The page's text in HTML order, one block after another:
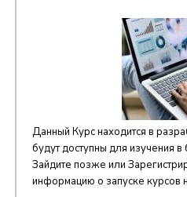
Данный Курс находится в
будут доступны для изучения
Зайдите позже или
информацию о запуске курсов